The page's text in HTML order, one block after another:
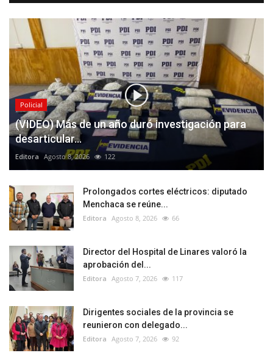
Policial
(VIDEO) Más de un año duró investigación para
desarticular...
Editora Agosto 8, 2026 122
Prolongados cortes eléctricos: diputado
Menchaca se reúne...
Editora Agosto 8, 2026 66
Director del Hospital de Linares valoró la
aprobación del...
Editora Agosto 7, 2026 117
Dirigentes sociales de la provincia se
reunieron con delegado...
Editora Agosto 7, 2026 92